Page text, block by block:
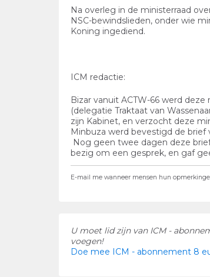
Na overleg in de ministerraad
NSC-bewindslieden, onder wie
Koning ingediend.
ICM redactie:
Bizar vanuit ACTW-66 werd
(delegatie Traktaat van
zijn Kabinet, en verzocht deze
Minbuza werd bevestigd de
Nog geen twee dagen deze
bezig om een gesprek, en gaf
E-mail me wanneer mensen hun
U moet lid zijn van ICM -
voegen!
Doe mee ICM - abonnement 8